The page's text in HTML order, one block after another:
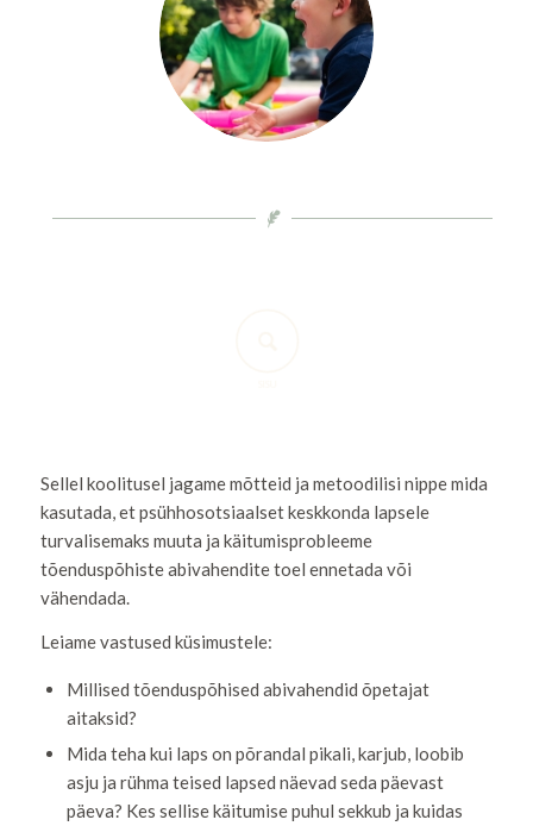
Sellel koolitusel jagame mõtteid ja metoodilisi nippe mida
kasutada, et psühhosotsiaalset keskkonda lapsele
turvalisemaks muuta ja käitumisprobleeme
tõenduspõhiste abivahendite toel ennetada või
vähendada.
Leiame vastused küsimustele:
Millised tõenduspõhised abivahendid õpetajat
aitaksid?
Mida teha kui laps on põrandal pikali, karjub, loobib
asju ja rühma teised lapsed näevad seda päevast
päeva? Kes sellise käitumise puhul sekkub ja kuidas